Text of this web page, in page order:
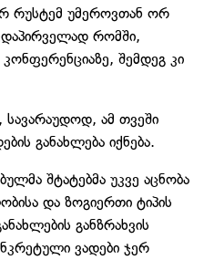
რუსტემ უმეროვთან ორ
რომში,
შემდეგ კი
სავარაუდოდ, ამ თვეში
განახლება იქნება.
შტატებმა უკვე აცნობა
და ზოგიერთი ტიპის
განზრახვის
ვადები ჯერ